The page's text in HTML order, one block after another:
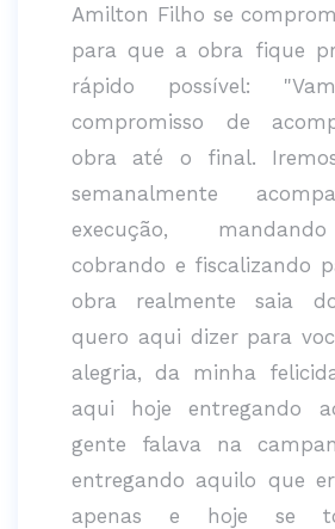
Amilton Filho se
para que a obra fique
rápido possível:
compromisso de
obra até o final.
semanalmente
execução,
cobrando e fiscalizando
obra realmente saia
quero aqui dizer para
alegria, da minha
aqui hoje entregando
gente falava na
entregando aquilo que
apenas e hoje se